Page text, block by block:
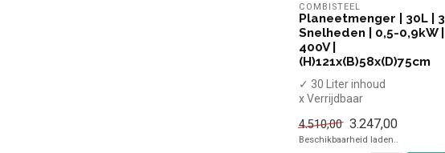
COMBISTEEL
Planeetmenger | 30L | 3
Snelheden | 0,5-0,9kW |
400V |
(H)121x(B)58x(D)75cm
✓ 30 Liter inhoud
x Verrijdbaar
✓ 0,5 - 0,9 kW
✓ 400 Volt
4.510,00 3.247,00
Beschikbaarheid laden..